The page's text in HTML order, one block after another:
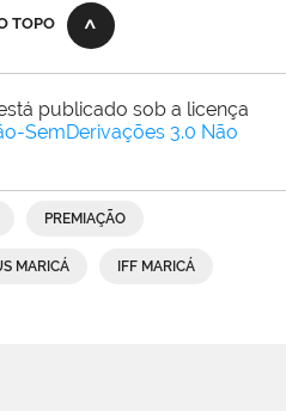
TOPO
publicado sob a licença
SemDerivações 3.0 Não
PREMIAÇÃO
MARICÁ IFF MARICÁ